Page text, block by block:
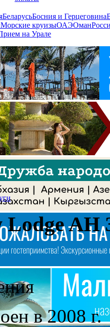
БеларусьБосния и Герцеговина
Морские круизыОАЭОман
на Урале
Lodge AH
в 2008 г.